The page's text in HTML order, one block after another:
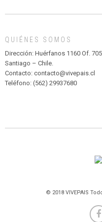
MADAGASCAR
PARQUE
HURATDO
QUIÉNES SOMOS
Dirección: Huérfanos 1160 Of. 705
Santiago – Chile.
Contacto: contacto@vivepais.cl
Teléfono: (562) 29937680
© 2018 VIVEPAIS